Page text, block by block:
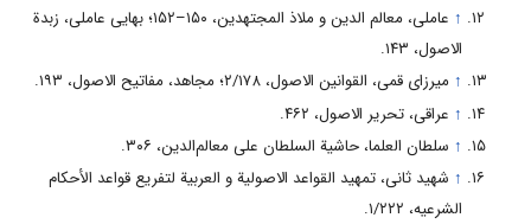
↑
عاملی، معالم الدین و ملاذ المجتهدین، ۱۵۰–۱۵۲؛ بهایی عاملی، زبدة
الاصول، ۱۴۳.
↑ میرزای قمی، القوانین الاصول، ۲/۱۷۸؛ مجاهد، مفاتیح الاصول، ۱۹۳.
↑ عراقی، تحریر الاصول، ۴۶۲.
↑ سلطان العلما، حاشیة السلطان علی معالم‌الدین، ۳۰۶.
↑ شهید ثانی، تمهید القواعد الاصولیة و العربیة لتفریع قواعد الأحکام
الشرعیه، ۱/۲۲۲.